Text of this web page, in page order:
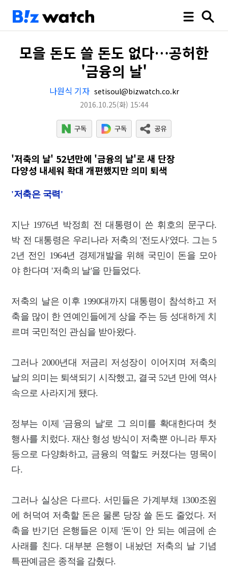
모을 돈도 쓸 돈도 없다…공허한
'금융의 날'
나원식 기자 setisoul@bizwatch.co.kr
2016.10.25(화) 15:44
'저축의 날' 52년만에 '금융의 날'로 새 단장
다양성 내세워 확대 개편했지만 의미 퇴색
'저축은 국력'
지난 1976년 박정희 전 대통령이 쓴 휘호의 문구다.
박 전 대통령은 우리나라 저축의 '전도사'였다. 그는 5
2년 전인 1964년 경제개발을 위해 국민이 돈을 모아
야 한다며 '저축의 날'을 만들었다.
저축의 날은 이후 1990대까지 대통령이 참석하고 저
축을 많이 한 연예인들에게 상을 주는 등 성대하게 치
르며 국민적인 관심을 받아왔다.
그러나 2000년대 저금리 저성장이 이어지며 저축의
날의 의미는 퇴색되기 시작했고, 결국 52년 만에 역사
속으로 사라지게 됐다.
정부는 이제 '금융의 날'로 그 의미를 확대한다며 첫
행사를 치렀다. 재산 형성 방식이 저축뿐 아니라 투자
등으로 다양화하고, 금융의 역할도 커졌다는 명목이
다.
그러나 실상은 다르다. 서민들은 가계부채 1300조원
에 허덕여 저축할 돈은 물론 당장 쓸 돈도 줄었다. 저
축을 반기던 은행들은 이제 '돈'이 안 되는 예금에 손
사래를 친다. 대부분 은행이 내놨던 저축의 날 기념
특판예금은 종적을 감췄다.